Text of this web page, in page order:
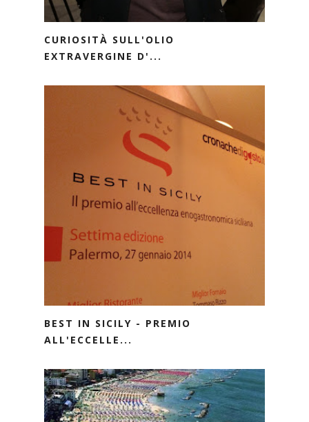
CURIOSITÀ SULL'OLIO
EXTRAVERGINE D'...
BEST IN SICILY - PREMIO
ALL'ECCELLE...